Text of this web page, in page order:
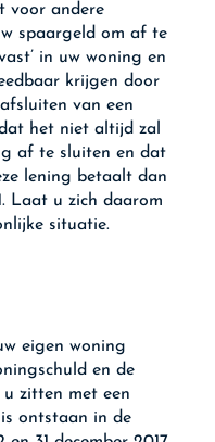
voor andere
spaargeld om af te
in uw woning en
krijgen door
van een
het niet altijd zal
af te sluiten en dat
lening betaalt dan
Laat u zich daarom
situatie.
eigen woning
en de
zitten met een
ontstaan in de